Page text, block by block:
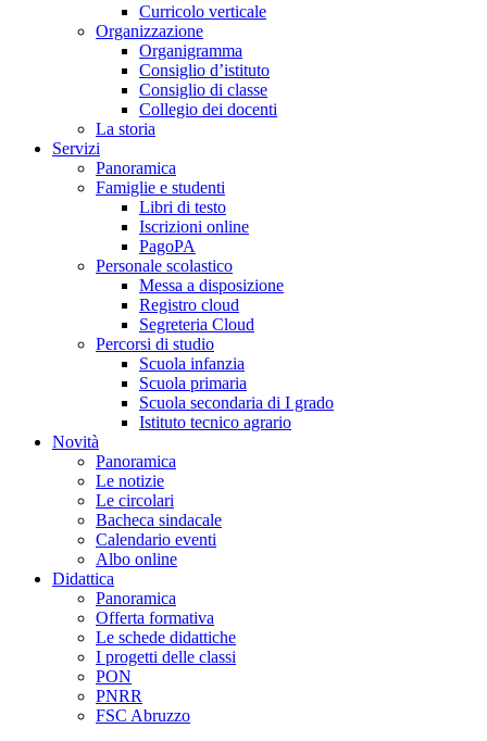
Curricolo verticale
Organizzazione
Organigramma
Consiglio d’istituto
Consiglio di classe
Collegio dei docenti
La storia
Servizi
Panoramica
Famiglie e studenti
Libri di testo
Iscrizioni online
PagoPA
Personale scolastico
Messa a disposizione
Registro cloud
Segreteria Cloud
Percorsi di studio
Scuola infanzia
Scuola primaria
Scuola secondaria di I grado
Istituto tecnico agrario
Novità
Panoramica
Le notizie
Le circolari
Bacheca sindacale
Calendario eventi
Albo online
Didattica
Panoramica
Offerta formativa
Le schede didattiche
I progetti delle classi
PON
PNRR
FSC Abruzzo